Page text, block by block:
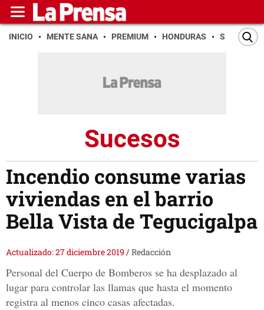
INICIO MENTE SANA PREMIUM HONDURAS SAN PEDRO
Sucesos
Incendio consume varias
viviendas en el barrio
Bella Vista de Tegucigalpa
Actualizado: 27 diciembre 2019 /Redacción
Personal del Cuerpo de Bomberos se ha desplazado al
lugar para controlar las llamas que hasta el momento
registra al menos cinco casas afectadas.